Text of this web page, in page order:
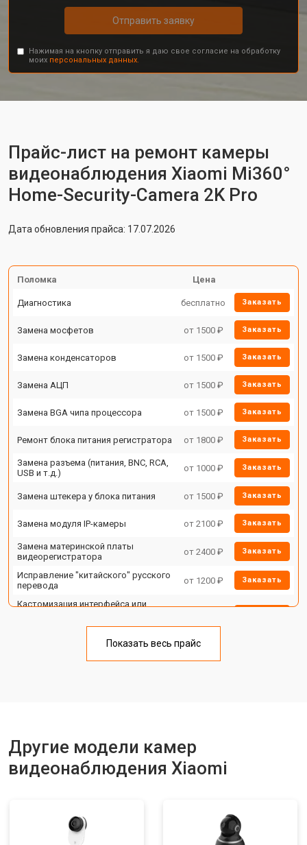
Отправить заявку
Нажимая на кнопку отправить я даю свое согласие на обработку
моих персональных данных.
Прайс-лист на ремонт камеры
видеонаблюдения Xiaomi Mi360°
Home-Security-Camera 2K Pro
Дата обновления прайса: 17.07.2026
Поломка Цена
Диагностика бесплатно Заказать
Замена мосфетов от 1500 ₽ Заказать
Замена конденсаторов от 1500 ₽ Заказать
Замена АЦП от 1500 ₽ Заказать
Замена BGA чипа процессора от 1500 ₽ Заказать
Ремонт блока питания регистратора от 1800 ₽ Заказать
Замена разъема (питания, BNC, RCA,
USB и т.д.)
от 1000 ₽ Заказать
Замена штекера у блока питания от 1500 ₽ Заказать
Замена модуля IP-камеры от 2100 ₽ Заказать
Замена материнской платы
видеорегистратора
от 2400 ₽ Заказать
Исправление "китайского" русского
перевода
от 1200 ₽ Заказать
Кастомизация интерфейса или
видеорегистратора
Сброс пароля регистратора/IP
от 1100 ₽
Показать весь прайс
Другие модели камер
видеонаблюдения Xiaomi